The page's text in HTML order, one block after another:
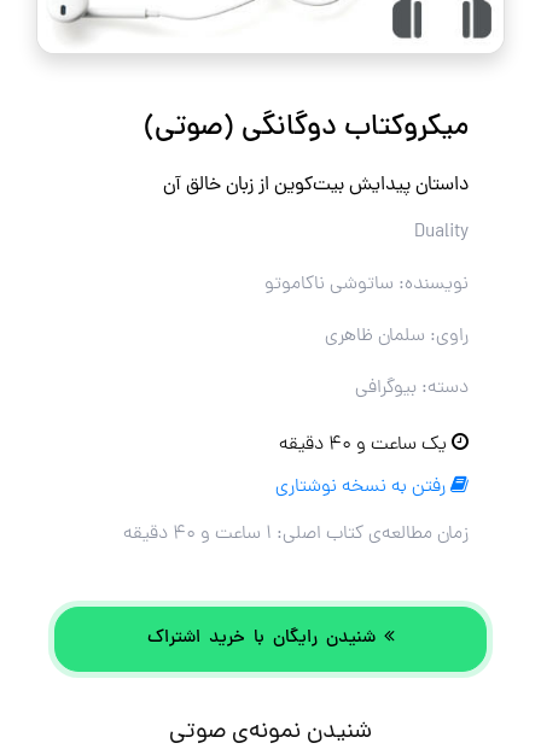
میکروکتاب دوگانگی (صوتی)
داستان پیدایش بیت‌کوین از زبان خالق آن
Duality
نویسنده: ساتوشی ناکاموتو
راوی: سلمان ظاهری
دسته: بیوگرافی
یک ساعت و ۴۰ دقیقه
رفتن به نسخه نوشتاری
زمان مطالعه‌ی کتاب اصلی: ۱ ساعت و ۴۰ دقیقه
شنیدن رایگان با خرید اشتراک
شنیدن نمونه‌ی صوتی